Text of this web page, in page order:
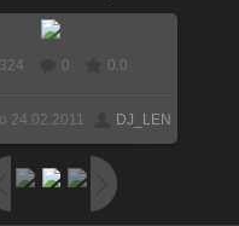
В реальном размере
/ 280.5Kb
324 0 0.0
24.02.2011 DJ_LEN